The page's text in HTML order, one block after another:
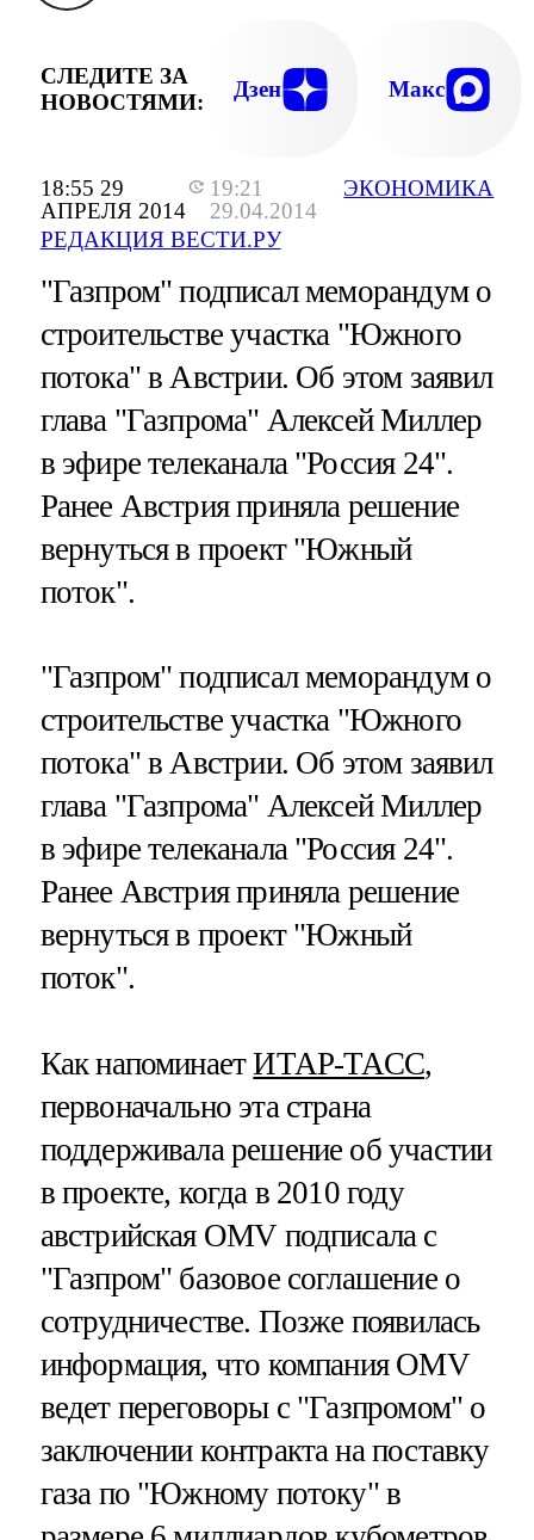
18:55 29
АПРЕЛЯ 2014
19:21
29.04.2014
РЕДАКЦИЯ ВЕСТИ.РУ
ЭКОНОМИКА
СЛЕДИТЕ ЗА
НОВОСТЯМИ:
Дзен Макс
"Газпром" подписал меморандум о
строительстве участка "Южного
потока" в Австрии. Об этом заявил
глава "Газпрома" Алексей Миллер
в эфире телеканала "Россия 24".
Ранее Австрия приняла решение
вернуться в проект "Южный
поток".
"Газпром" подписал меморандум о
строительстве участка "Южного
потока" в Австрии. Об этом заявил
глава "Газпрома" Алексей Миллер
в эфире телеканала "Россия 24".
Ранее Австрия приняла решение
вернуться в проект "Южный
поток".
Как напоминаетИТАР-ТАСС,
первоначально эта страна
поддерживала решение об участии
в проекте, когда в 2010 году
австрийская OMV подписала с
"Газпром" базовое соглашение о
сотрудничестве. Позже появилась
информация, что компания OMV
ведет переговоры с "Газпромом" о
заключении контракта на поставку
газа по "Южному потоку" в